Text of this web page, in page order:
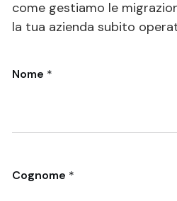
come gestiamo le
la tua azienda subito
Nome *
Cognome *